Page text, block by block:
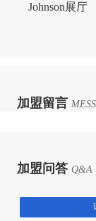
Johnson展厅
加盟留言
加盟问答 Q&A